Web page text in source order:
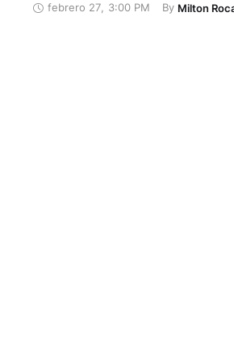
para el concierto del cantante
febrero 27 3:00 PM By Milton